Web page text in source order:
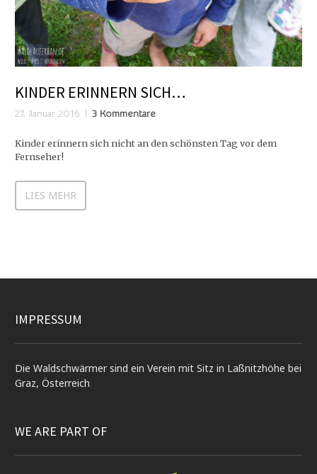
KINDER ERINNERN SICH…
27. Januar 2016 3 Kommentare
Kinder erinnern sich nicht an den schönsten Tag vor dem
Fernseher!
LIES MEHR
IMPRESSUM
Die Waldschwärmer sind ein Verein mit Sitz in Laßnitzhöhe bei
Graz, Österreich
WE ARE PART OF